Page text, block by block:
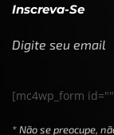
Inscreva-Se
Digite seu email
[mc4wp_form
* Não se preocupe,